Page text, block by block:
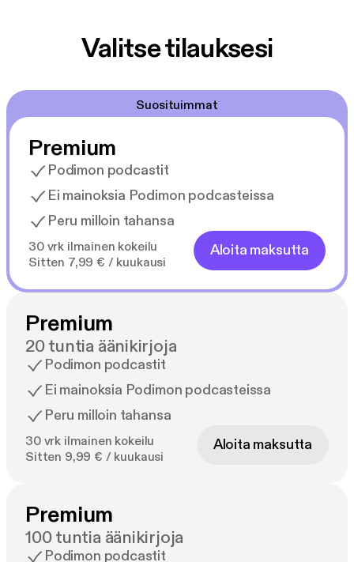
Valitse tilauksesi
Suosituimmat
Premium
Podimon podcastit
Ei mainoksia Podimon podcasteissa
Peru milloin tahansa
30 vrk ilmainen kokeilu
Sitten 7,99 € / kuukausi
Aloita maksutta
Premium
20 tuntia äänikirjoja
Podimon podcastit
Ei mainoksia Podimon podcasteissa
Peru milloin tahansa
30 vrk ilmainen kokeilu
Sitten 9,99 € / kuukausi
Aloita maksutta
Premium
100 tuntia äänikirjoja
Podimon podcastit